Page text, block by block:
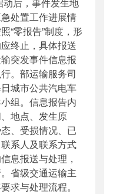
处置工作进展情
“零报告”制度，形
终止，具体报送
突发事件信息报
。部运输服务司
城市公共汽电车
组。信息报告内
地点、发生原
、受损情况、已
系人及联系方式
息报送与处理，
省级交通运输主
求与处理流程。